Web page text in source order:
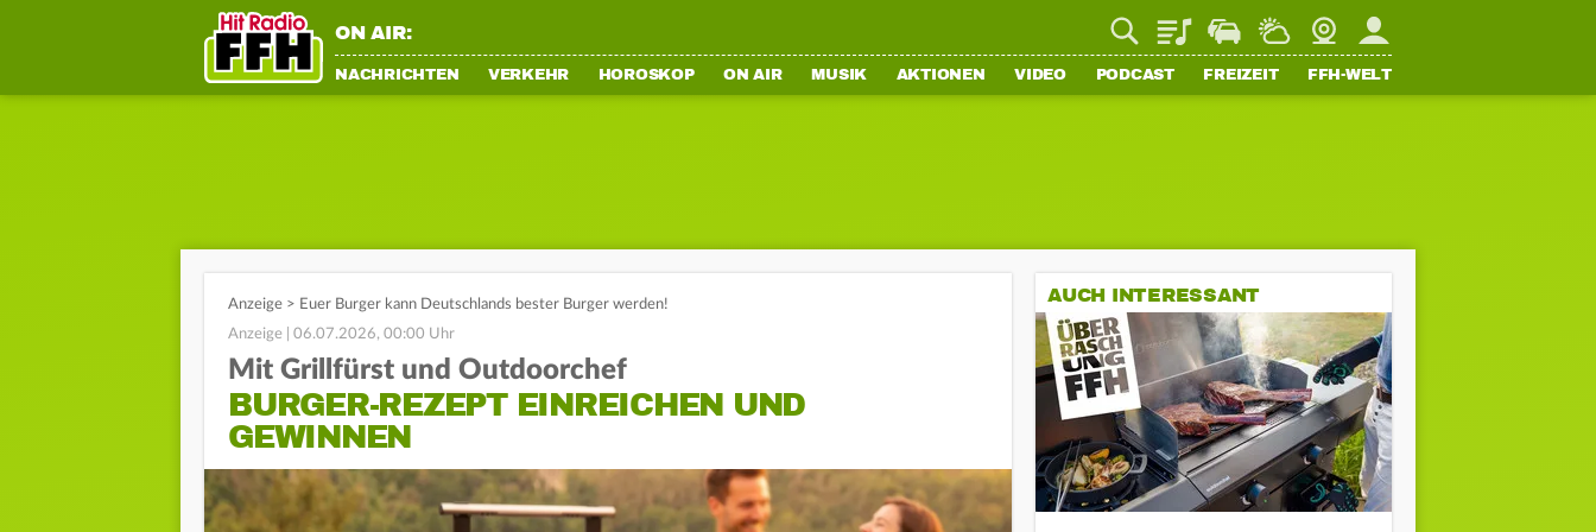
ON AIR: PlaylistStaupilotWetterWebcamMein FFH
NACHRICHTEN VERKEHR HOROSKOP ON AIR MUSIK AKTIONEN VIDEO PODCAST FREIZEIT FFH-WELT
Anzeige > Euer Burger kann Deutschlands bester Burger werden!
Anzeige | 06.07.2026, 00:00 Uhr
Mit Grillfürst und Outdoorchef
BURGER-REZEPT EINREICHEN UND
GEWINNEN
AUCH INTERESSANT